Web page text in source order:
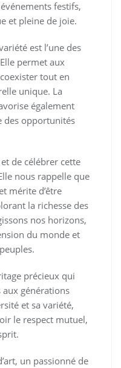
festifs,
et pleine de joie.
est l’une des
permet aux
tout en
unique. La
également
des opportunités
de célébrer cette
nous rappelle que
mérite d’être
la richesse des
nos horizons,
du monde et
précieux qui
générations
et sa variété,
le respect mutuel,
un passionné de